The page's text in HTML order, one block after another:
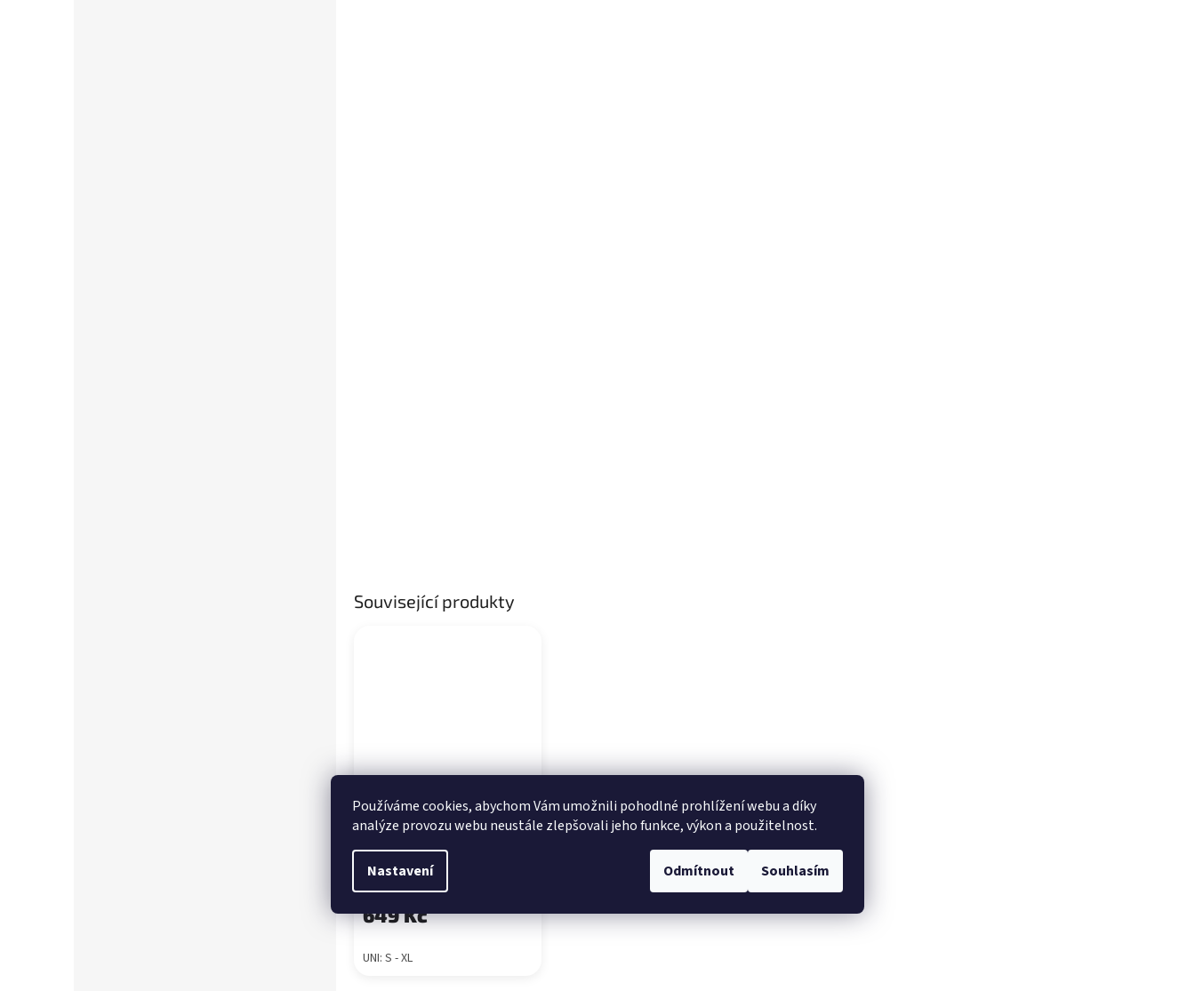
Používáme cookies, abychom Vám umožnili pohodlné prohlížení webu a díky
analýze provozu webu neustále zlepšovali jeho funkce, výkon a použitelnost.
Nastavení Odmítnout Souhlasím
Související produkty
Elegantní tepláky s
Skladem
649 Kč
UNI: S - XL